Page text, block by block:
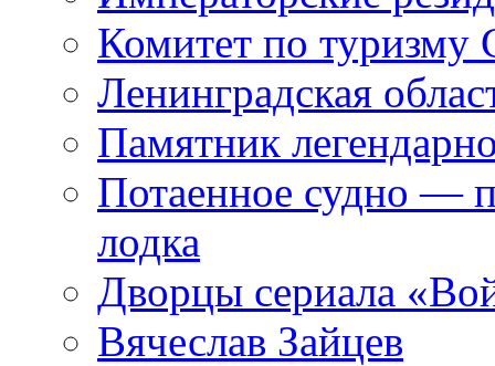
Комитет по туризму
Ленинградская
Памятник
Потаенное судно —
лодка
Дворцы сериала
Вячеслав Зайцев